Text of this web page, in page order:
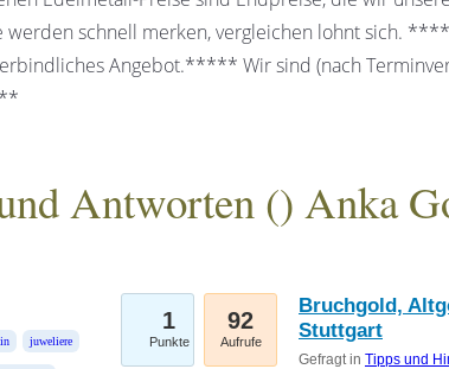
werden schnell merken, vergleichen lohnt sich.
Angebot.***** Wir sind (nach
Antworten () Anka
juweliere
1
Punkte
92
Aufrufe
Bruchgold,
Stuttgart
Gefragt in Tipps und